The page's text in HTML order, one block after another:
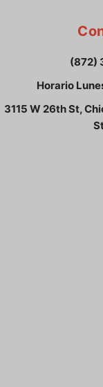
(872)
Horario
3115 W 26th St,